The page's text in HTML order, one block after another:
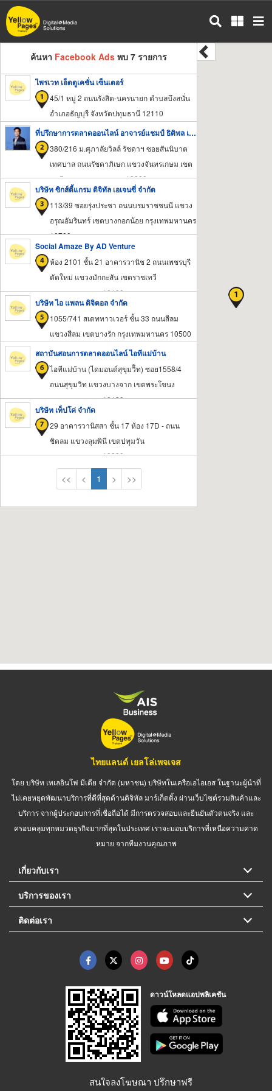
ข้าม
ไป
ค้นหา Facebook Ads พบ 7 รายการ
ไพรเวท เอ็ดดูเคชั่น เซ็นเตอร์
45/1 หมู่ 2 ถนนรังสิต-นครนายก ตำบลบึงสนั่น
อำเภอธัญบุรี จังหวัดปทุมธานี 12110
ที่ปรึกษาการตลาดออนไลน์ อาจารย์แชมป์ ธิติพล เทียมจันทร์
380/216 ม.ศุภาลัยวิลล์ รัชดาฯ ซอยสันนิบาต
เทศบาล ถนนรัชดาภิเษก แขวงจันทรเกษม เขต
จตุจักร กรุงเทพมหานคร 10900
บริษัท ซิกส์ตี้แกรม ดิจิทัล เอเจนซี่ จำกัด
113/39 ซอยรุ่งประชา ถนนบรมราชชนนี แขวง
อรุณอัมรินทร์ เขตบางกอกน้อย กรุงเทพมหานคร
10700
Social Amaze By AD Venture
ห้อง 2101 ชั้น 21 อาคารวานิช 2 ถนนเพชรบุรี
ตัดใหม่ แขวงมักกะสัน เขตราชเทวี
กรุงเทพมหานคร 10400
บริษัท ไอ แพลน ดิจิตอล จำกัด
1055/741 สเตททาวเวอร์ ชั้น 33 ถนนสีลม
แขวงสีลม เขตบางรัก กรุงเทพมหานคร 10500
สถาบันสอนการตลาดออนไลน์ ไอทีแม่บ้าน
ไอทีแม่บ้าน (ไดมอนด์สุขุมวิิท) ซอย1558/4
ถนนสุขุมวิท แขวงบางจาก เขตพระโขนง
กรุงเทพมหานคร 10120
บริษัท เท็ปโค่ จำกัด
29 อาคารวานิสสา ชั้น 17 ห้อง 17D - ถนน
ชิดลม แขวงลุมพินี เขตปทุมวัน
กรุงเทพมหานคร 10330
<< < 1 > >>
ไทยแลนด์ เยลโล่เพจเจส
โดย บริษัท เทเลอินโฟ มีเดีย จำกัด (มหาชน) บริษัทในเครือเอไอเอส ในฐานะผู้นำที่
ไม่เคยหยุดพัฒนาบริการที่ดีที่สุดด้านดิจิทัล มาร์เก็ตติ้ง ผ่านเว็บไซต์รวมสินค้าและ
บริการ จากผู้ประกอบการที่เชื่อถือได้ มีการตรวจสอบและยืนยันตัวตนจริง และ
ครอบคลุมทุกหมวดธุรกิจมากที่สุดในประเทศ เราจะมอบบริการที่เหนือความคาด
หมาย จากทีมงานคุณภาพ
เกี่ยวกับเรา
บริการของเรา
ติดต่อเรา
ดาวน์โหลดแอปพลิเคชัน
สนใจลงโฆษณา ปรึกษาฟรี